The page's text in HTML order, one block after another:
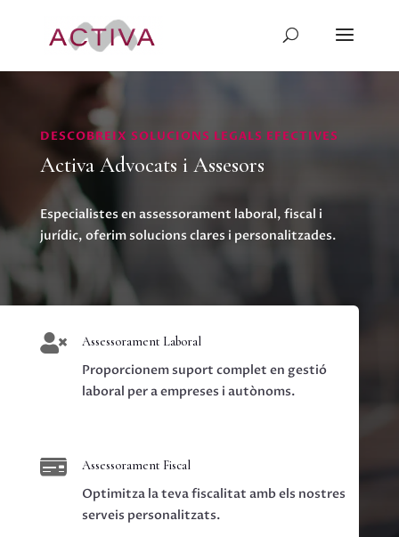
DESCOBREIX SOLUCIONS LEGALS EFECTIVES
Activa Advocats i Assesors
Especialistes en assessorament laboral, fiscal i
jurídic, oferim solucions clares i personalitzades.
 Assessorament Laboral
Proporcionem suport complet en gestió
laboral per a empreses i autònoms.
 Assessorament Fiscal
Optimitza la teva fiscalitat amb els nostres
serveis personalitzats.